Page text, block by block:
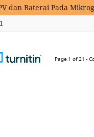
dan Baterai Pada